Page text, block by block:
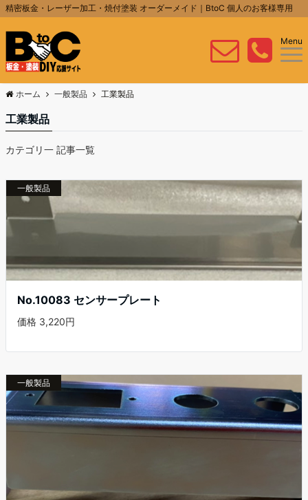
精密板金・レーザー加工・焼付塗装 オーダーメイド｜BtoC 個人のお客様専用
Menu
ホーム 一般製品 工業製品
工業製品
カテゴリ一 記事一覧
一般製品
No.10083 センサープレート
価格 3,220円
一般製品